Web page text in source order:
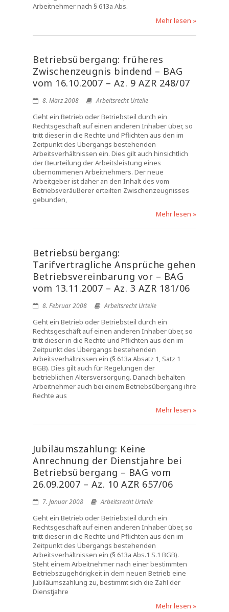
Arbeitnehmer nach § 613a Abs.
Mehr lesen »
Betriebsübergang: früheres
Zwischenzeugnis bindend – BAG
vom 16.10.2007 – Az. 9 AZR 248/07
8. März 2008 Arbeitsrecht Urteile
Geht ein Betrieb oder Betriebsteil durch ein
Rechtsgeschäft auf einen anderen Inhaber über, so
tritt dieser in die Rechte und Pflichten aus den im
Zeitpunkt des Übergangs bestehenden
Arbeitsverhältnissen ein. Dies gilt auch hinsichtlich
der Beurteilung der Arbeitsleistung eines
übernommenen Arbeitnehmers. Der neue
Arbeitgeber ist daher an den Inhalt des vom
Betriebsveräußerer erteilten Zwischenzeugnisses
gebunden,
Mehr lesen »
Betriebsübergang:
Tarifvertragliche Ansprüche gehen
Betriebsvereinbarung vor – BAG
vom 13.11.2007 – Az. 3 AZR 181/06
8. Februar 2008 Arbeitsrecht Urteile
Geht ein Betrieb oder Betriebsteil durch ein
Rechtsgeschäft auf einen anderen Inhaber über, so
tritt dieser in die Rechte und Pflichten aus den im
Zeitpunkt des Übergangs bestehenden
Arbeitsverhältnissen ein (§ 613a Absatz 1, Satz 1
BGB). Dies gilt auch für Regelungen der
betrieblichen Altersversorgung. Danach behalten
Arbeitnehmer auch bei einem Betriebsübergang ihre
Rechte aus
Mehr lesen »
Jubiläumszahlung: Keine
Anrechnung der Dienstjahre bei
Betriebsübergang – BAG vom
26.09.2007 – Az. 10 AZR 657/06
7. Januar 2008 Arbeitsrecht Urteile
Geht ein Betrieb oder Betriebsteil durch ein
Rechtsgeschäft auf einen anderen Inhaber über, so
tritt dieser in die Rechte und Pflichten aus den im
Zeitpunkt des Übergangs bestehenden
Arbeitsverhältnissen ein (§ 613a Abs.1 S.1 BGB).
Steht einem Arbeitnehmer nach einer bestimmten
Betriebszugehörigkeit in dem neuen Betrieb eine
Jubiläumszahlung zu, bestimmt sich die Zahl der
Dienstjahre
Mehr lesen »